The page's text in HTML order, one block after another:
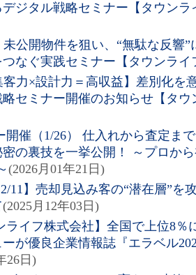
ジタル戦略セミナー【タウンラ
未公開物件を狙い、“無駄な反響
なぐ実践セミナー【タウンライ
客力×設計力＝高収益】差別化を
略セミナー開催のお知らせ【タ
開催（1/26） 仕入れから査定ま
の裏技を一挙公開！ ～プロか
(2026月01年21日)
11】売却見込み客の“潜在層”
(2025月12年03日)
ライフ株式会社】全国で上位8
が優良企業情報誌『エラベル
26日)